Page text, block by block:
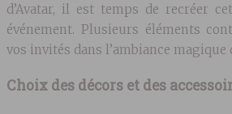
d’Avatar, il est temps de recréer
événement. Plusieurs éléments
vos invités dans l’ambiance magique
Choix des décors et des